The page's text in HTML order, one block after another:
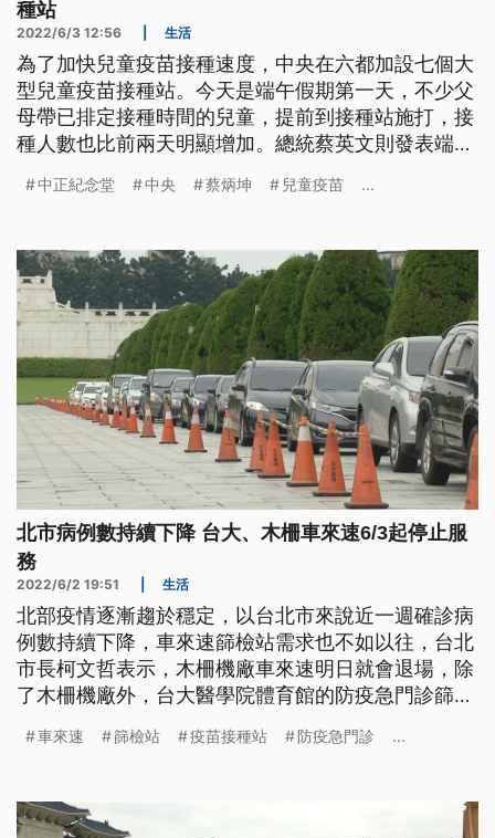
種站
2022/6/3 12:56 生活
為了加快兒童疫苗接種速度，中央在六都加設七個大
型兒童疫苗接種站。今天是端午假期第一天，不少父
母帶已排定接種時間的兒童，提前到接種站施打，接
種人數也比前兩天明顯增加。總統蔡英文則發表端午
增加集體保護力。
中正紀念堂 中央 蔡炳坤 兒童疫苗 ...
北市病例數持續下降 台大、木柵車來速6/3起停止服
務
2022/6/2 19:51 生活
北部疫情逐漸趨於穩定，以台北市來說近一週確診病
例數持續下降，車來速篩檢站需求也不如以往，台北
市長柯文哲表示，木柵機廠車來速明日就會退場，除
了木柵機廠外，台大醫學院體育館的防疫急門診篩檢
堂2處車來速，在端午連假會持續提供服務。
車來速 篩檢站 疫苗接種站 防疫急門診 ...